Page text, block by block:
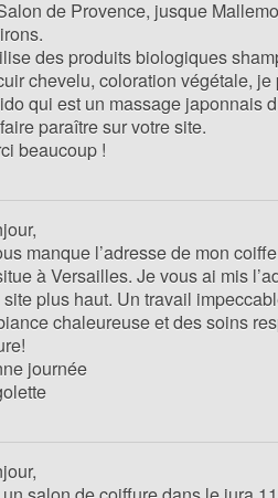
de Provence, jusque
des produits biologiques
chevelu, coloration végétale,
qui est un massage japonnais
paraître sur votre site.
beaucoup !
manque l’adresse de mon
à Versailles. Je vous ai mis
plus haut. Un travail
chaleureuse et des soins
journée